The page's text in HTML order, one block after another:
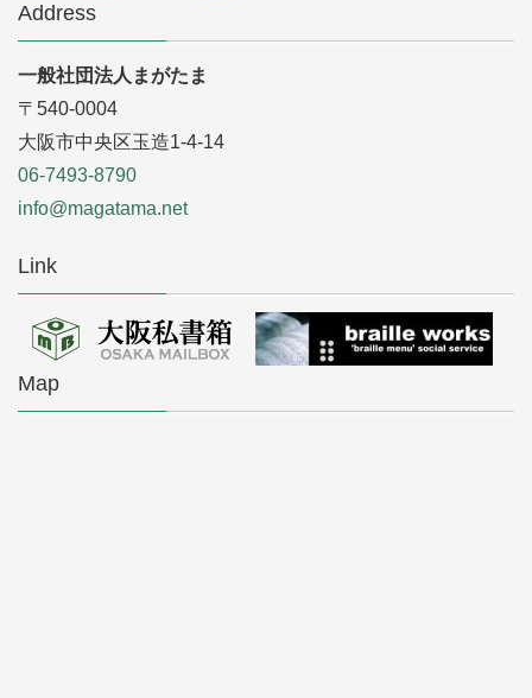
Address
一般社団法人まがたま
〒540-0004
大阪市中央区玉造1-4-14
06-7493-8790
info@magatama.net
Link
Map